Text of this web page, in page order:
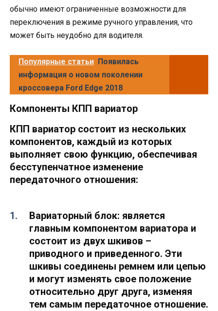
обычно имеют ограниченные возможности для
переключения в режиме ручного управления, что
может быть неудобно для водителя.
Популярные статьи Появилась
информация о новом поколении
кроссовера Ford Edge 2018
Компоненты КПП вариатор
КПП вариатор состоит из нескольких
компонентов, каждый из которых
выполняет свою функцию, обеспечивая
бесступенчатное изменение
передаточного отношения:
Вариаторный блок: является
главным компонентом вариатора и
состоит из двух шкивов –
приводного и приведенного. Эти
шкивы соединены ремнем или цепью
и могут изменять свое положение
относительно друг друга, изменяя
тем самым передаточное отношение.